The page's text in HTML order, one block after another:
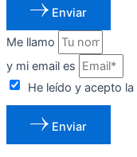
Enviar
Me llamo
y mi email es
He leído y acepto la
Enviar